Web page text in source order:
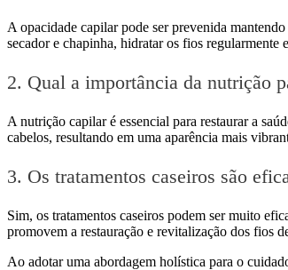
A opacidade capilar pode ser prevenida
secador e chapinha, hidratar os fios regularmente
2. Qual a importância da nutrição
A nutrição capilar é essencial para restaurar a
cabelos, resultando em uma aparência mais
3. Os tratamentos caseiros são
Sim, os tratamentos caseiros podem ser muito
promovem a restauração e revitalização dos fios
Ao adotar uma abordagem holística para o